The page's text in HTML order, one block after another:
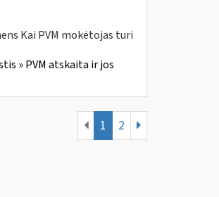
Kai PVM mokėtojas turi
» PVM atskaita ir jos
1 2